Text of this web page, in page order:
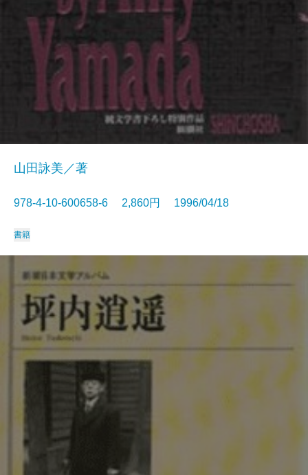
山田詠美／著
978-4-10-600658-6 2,860円 1996/04/18
書籍